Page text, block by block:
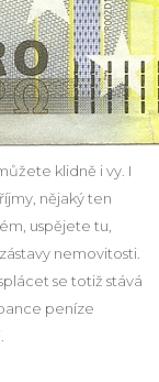
klidně i vy. I
nějaký ten
uspějete tu,
nemovitosti.
se totiž stává
peníze